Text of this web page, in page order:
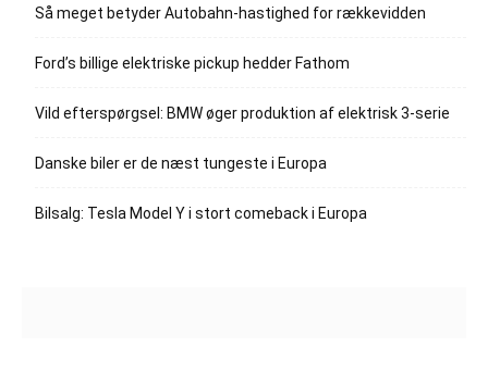
Så meget betyder Autobahn-hastighed for rækkevidden
Ford’s billige elektriske pickup hedder Fathom
Vild efterspørgsel: BMW øger produktion af elektrisk 3-serie
Danske biler er de næst tungeste i Europa
Bilsalg: Tesla Model Y i stort comeback i Europa